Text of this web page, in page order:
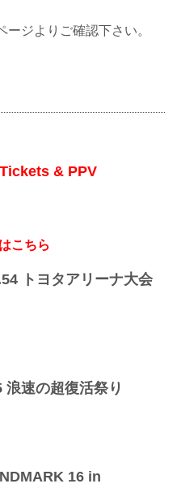
ジよりご確認下さい。
& PPV
こちら
トヨタアリーナ大会
浪速の超復活祭り
16 in